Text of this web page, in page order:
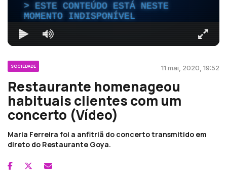
ESTE CONTEÚDO ESTÁ NESTE
MOMENTO INDISPONÍVEL
SOCIEDADE 11 mai, 2020, 19:52
Restaurante homenageou
habituais clientes com um
concerto (Vídeo)
Maria Ferreira foi a anfitriã do concerto transmitido em
direto do Restaurante Goya.